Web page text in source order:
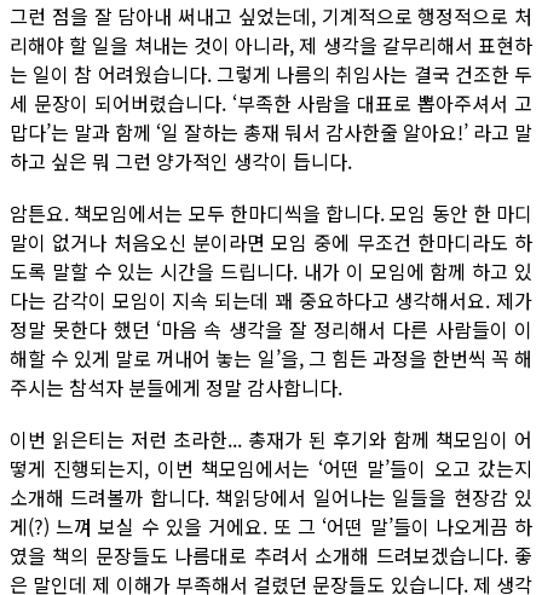
그런 점을 잘 담아내 써내고 싶었는데, 기계적으로 행정적으로 처
리해야 할 일을 쳐내는 것이 아니라, 제 생각을 갈무리해서 표현하
는 일이 참 어려웠습니다. 그렇게 나름의 취임사는 결국 건조한 두
세 문장이 되어버렸습니다. ‘부족한 사람을 대표로 뽑아주셔서 고
맙다’는 말과 함께 ‘일 잘하는 총재 둬서 감사한줄 알아요!’ 라고 말
하고 싶은 뭐 그런 양가적인 생각이 듭니다.
암튼요. 책모임에서는 모두 한마디씩을 합니다. 모임 동안 한 마디
말이 없거나 처음오신 분이라면 모임 중에 무조건 한마디라도 하
도록 말할 수 있는 시간을 드립니다. 내가 이 모임에 함께 하고 있
다는 감각이 모임이 지속 되는데 꽤 중요하다고 생각해서요. 제가
정말 못한다 했던 ‘마음 속 생각을 잘 정리해서 다른 사람들이 이
해할 수 있게 말로 꺼내어 놓는 일’을, 그 힘든 과정을 한번씩 꼭 해
주시는 참석자 분들에게 정말 감사합니다.
이번 읽은티는 저런 초라한... 총재가 된 후기와 함께 책모임이 어
떻게 진행되는지, 이번 책모임에서는 ‘어떤 말’들이 오고 갔는지
소개해 드려볼까 합니다. 책읽당에서 일어나는 일들을 현장감 있
게(?) 느껴 보실 수 있을 거에요. 또 그 ‘어떤 말’들이 나오게끔 하
였을 책의 문장들도 나름대로 추려서 소개해 드려보겠습니다. 좋
은 말인데 제 이해가 부족해서 걸렸던 문장들도 있습니다. 제 생각